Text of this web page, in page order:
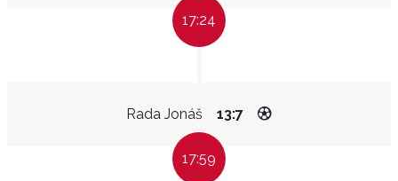
17:24
Rada Jonáš 13:7
17:59